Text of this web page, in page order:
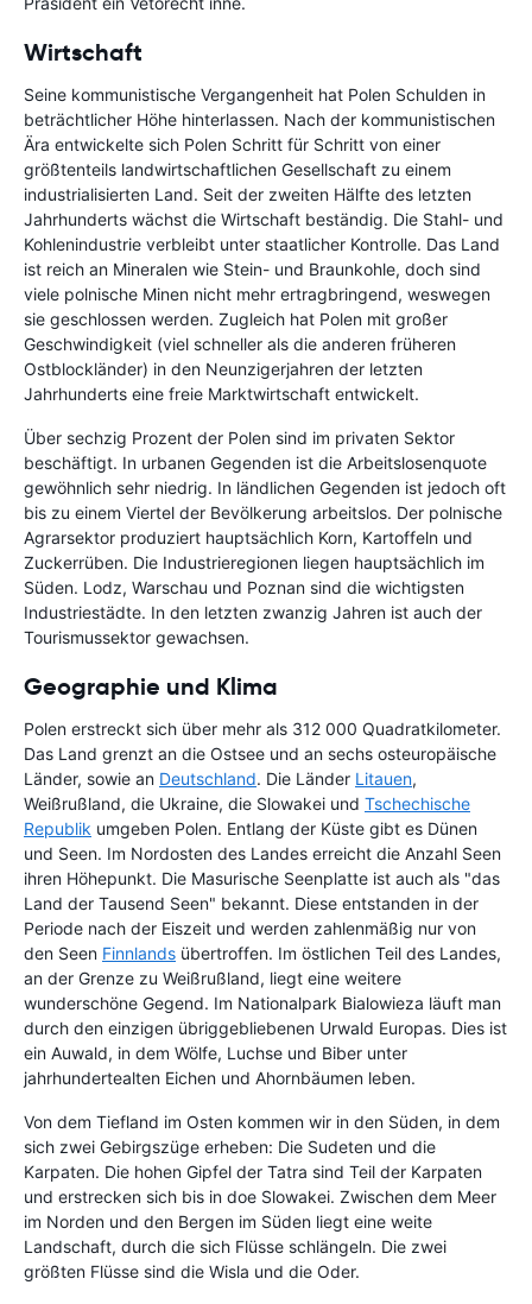
Wirtschaft
Seine kommunistische Vergangenheit hat Polen Schulden in
beträchtlicher Höhe hinterlassen. Nach der kommunistischen
Ära entwickelte sich Polen Schritt für Schritt von einer
größtenteils landwirtschaftlichen Gesellschaft zu einem
industrialisierten Land. Seit der zweiten Hälfte des letzten
Jahrhunderts wächst die Wirtschaft beständig. Die Stahl- und
Kohlenindustrie verbleibt unter staatlicher Kontrolle. Das Land
ist reich an Mineralen wie Stein- und Braunkohle, doch sind
viele polnische Minen nicht mehr ertragbringend, weswegen
sie geschlossen werden. Zugleich hat Polen mit großer
Geschwindigkeit (viel schneller als die anderen früheren
Ostblockländer) in den Neunzigerjahren der letzten
Jahrhunderts eine freie Marktwirtschaft entwickelt.
Über sechzig Prozent der Polen sind im privaten Sektor
beschäftigt. In urbanen Gegenden ist die Arbeitslosenquote
gewöhnlich sehr niedrig. In ländlichen Gegenden ist jedoch oft
bis zu einem Viertel der Bevölkerung arbeitslos. Der polnische
Agrarsektor produziert hauptsächlich Korn, Kartoffeln und
Zuckerrüben. Die Industrieregionen liegen hauptsächlich im
Süden. Lodz, Warschau und Poznan sind die wichtigsten
Industriestädte. In den letzten zwanzig Jahren ist auch der
Tourismussektor gewachsen.
Geographie und Klima
Polen erstreckt sich über mehr als 312 000 Quadratkilometer.
Das Land grenzt an die Ostsee und an sechs osteuropäische
Länder, sowie an Deutschland. Die Länder Litauen,
Weißrußland, die Ukraine, die Slowakei und Tschechische
Republik umgeben Polen. Entlang der Küste gibt es Dünen
und Seen. Im Nordosten des Landes erreicht die Anzahl Seen
ihren Höhepunkt. Die Masurische Seenplatte ist auch als "das
Land der Tausend Seen" bekannt. Diese entstanden in der
Periode nach der Eiszeit und werden zahlenmäßig nur von
den Seen Finnlands übertroffen. Im östlichen Teil des Landes,
an der Grenze zu Weißrußland, liegt eine weitere
wunderschöne Gegend. Im Nationalpark Bialowieza läuft man
durch den einzigen übriggebliebenen Urwald Europas. Dies ist
ein Auwald, in dem Wölfe, Luchse und Biber unter
jahrhundertealten Eichen und Ahornbäumen leben.
Von dem Tiefland im Osten kommen wir in den Süden, in dem
sich zwei Gebirgszüge erheben: Die Sudeten und die
Karpaten. Die hohen Gipfel der Tatra sind Teil der Karpaten
und erstrecken sich bis in doe Slowakei. Zwischen dem Meer
im Norden und den Bergen im Süden liegt eine weite
Landschaft, durch die sich Flüsse schlängeln. Die zwei
größten Flüsse sind die Wisla und die Oder.